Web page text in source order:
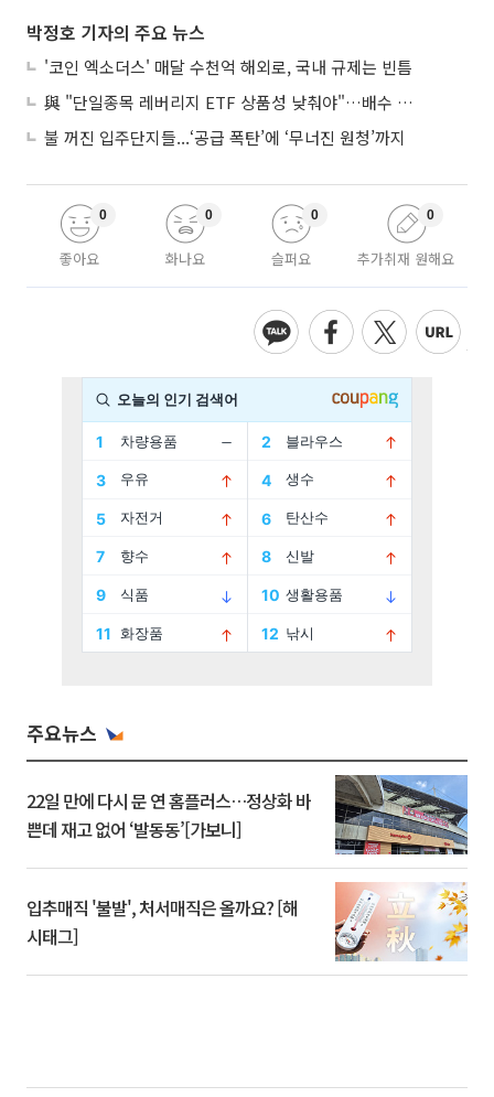
박정호 기자의 주요 뉴스
'코인 엑소더스' 매달 수천억 해외로, 국내 규제는 빈틈
與 "단일종목 레버리지 ETF 상품성 낮춰야"…배수 조정안도 거론
불 꺼진 입주단지들...‘공급 폭탄’에 ‘무너진 원청’까지
좋아요
0
화나요
0
슬퍼요
0
추가취재 원해요
0
주요뉴스
22일 만에 다시 문 연 홈플러스…정상화 바
쁜데 재고 없어 ‘발동동’[가보니]
입추매직 '불발', 처서매직은 올까요? [해
시태그]